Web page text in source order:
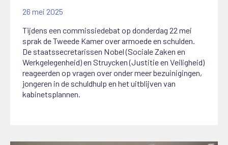
26 mei 2025
Tijdens een commissiedebat op donderdag 22 mei
sprak de Tweede Kamer over armoede en schulden.
De staatssecretarissen Nobel (Sociale Zaken en
Werkgelegenheid) en Struycken (Justitie en Veiligheid)
reageerden op vragen over onder meer bezuinigingen,
jongeren in de schuldhulp en het uitblijven van
kabinetsplannen.